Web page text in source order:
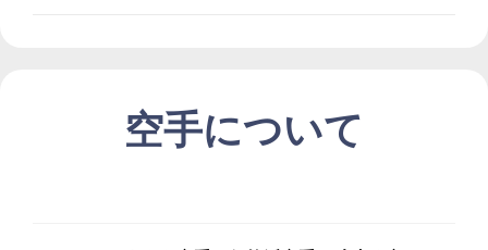
空手について